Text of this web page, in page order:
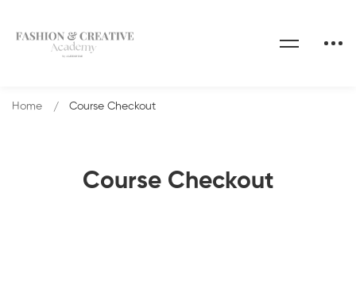
Course Checkout
Home Course Checkout